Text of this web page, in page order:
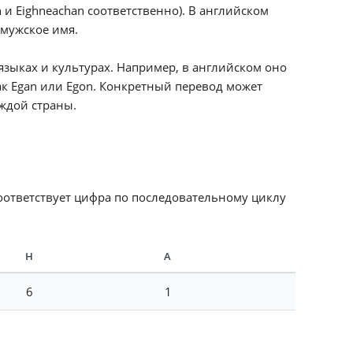
соответственно). В английском
имя.
и культурах. Например, в английском оно
Egan или Egon. Конкретный перевод может
страны.
цифра по последовательному циклу
Н А
6 1